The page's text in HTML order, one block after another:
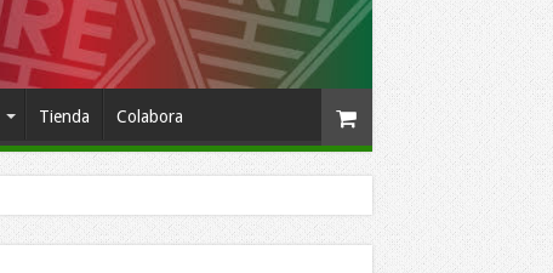
Tienda Colabora